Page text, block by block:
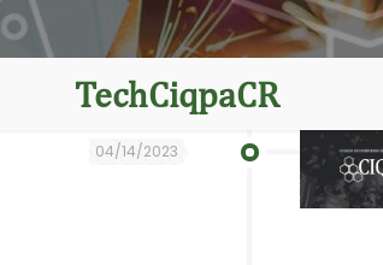
TechCiqpaCR
04/14/2023